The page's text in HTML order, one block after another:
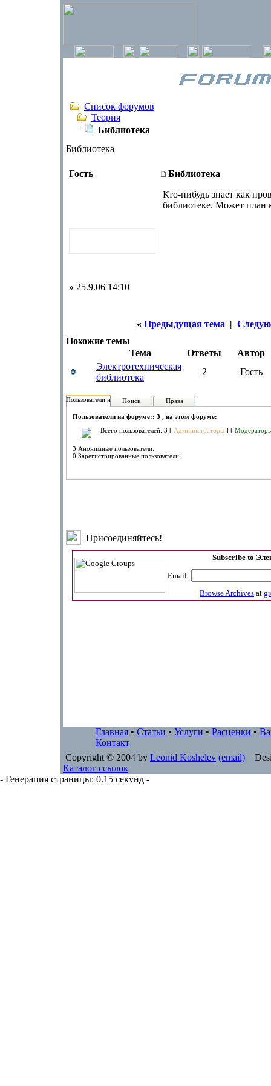
Список форумов
Теория
Библиотека
Библиотека
Гость
Библиотека
Кто-нибудь знает как
библиотеке. Может план
» 25.9.06 14:10
« Предыдущая тема |
Похожие темы
Тема
Ответы
Автор
Электротехническая
библиотека
2 Гость
Пользователи на форуме:
Поиск Права
Пользователи на форуме:: 3 , на этом форуме:
Всего пользователей: 3 [ Администраторы ] [
3 Анонимные пользователи:
0 Зарегистрированные пользователи:
Присоединяйтесь!
Subscribe to
Email:
Browse Archives at
Главная • Статьи • Услуги • Расценки •
Контакт
Copyright © 2004 by Leonid Koshelev (email)
Каталог ссылок
- Генерация страницы: 0.15 секунд -